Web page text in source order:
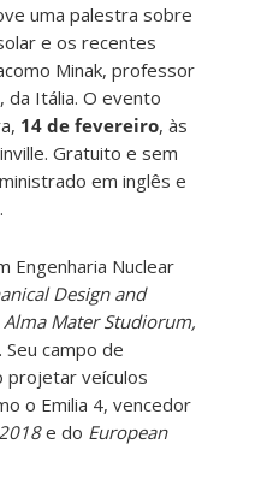
uma palestra sobre
e os recentes
Minak,professor
da Itália. O evento
14 de fevereiro, às
Gratuito e sem
em inglês e
Engenharia Nuclear
Design and
Mater Studiorum,
campo de
projetar veículos
o Emilia 4, vencedor
e do European